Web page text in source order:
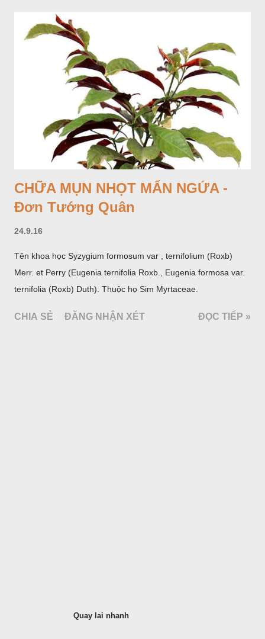
CHỮA MỤN NHỌT MẨN NGỨA -
Đơn Tướng Quân
24.9.16
Tên khoa học Syzygium formosum var , ternifolium (Roxb)
Merr. et Perry (Eugenia ternifolia Roxb., Eugenia formosa var.
ternifolia (Roxb) Duth). Thuộc họ Sim Myrtaceae.
CHIA SẺ ĐĂNG NHẬN XÉT ĐỌC TIẾP »
Quay lai nhanh